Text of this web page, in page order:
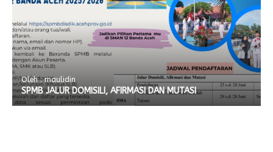
Oleh : maulidin
SPMB JALUR DOMISILI, AFIRMASI DAN MUTASI